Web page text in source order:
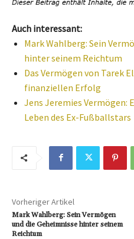
Auch interessant:
Mark Wahlberg: Sein
hinter seinem Reichtum
Das Vermögen von Tarek
finanziellen Erfolg
Jens Jeremies Vermögen:
Leben des Ex-Fußballstars
Vorheriger Artikel
Mark Wahlberg: Sein Vermögen
und die Geheimnisse hinter seinem
Reichtum